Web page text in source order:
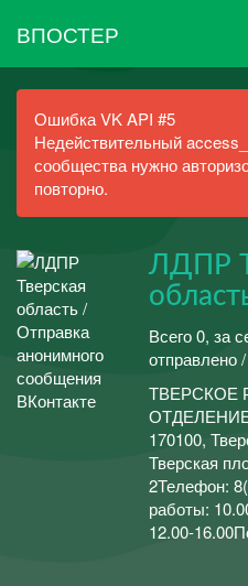
ВПОСТЕР
Ошибка VK API #5
Недействительный
сообщества нужно
повторно.
ЛДПР
Всего 0, за
отправлено
ТВЕРСКОЕ
ОТДЕЛЕНИЕ
170100,
Тверская
2Телефон:
работы:
12.00-